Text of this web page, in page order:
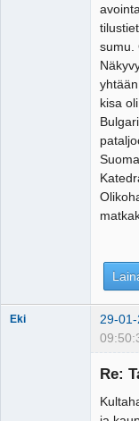
sumu.
kisa oli
Eki 29-
Re: